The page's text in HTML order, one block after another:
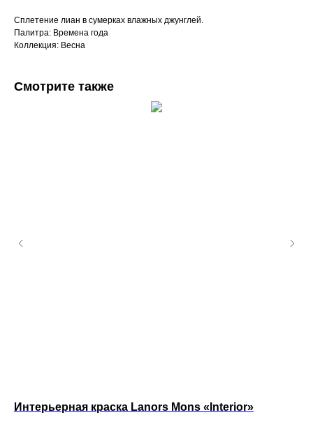
Сплетение лиан в сумерках влажных джунглей.
Палитра: Времена года
Коллекция: Весна
Смотрите также
Интерьерная краска Lanors Mons «Interior»